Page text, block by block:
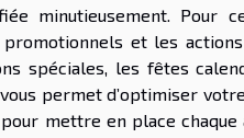
minutieusement. Pour
et les
spéciales, les fêtes
permet d’optimiser
mettre en place